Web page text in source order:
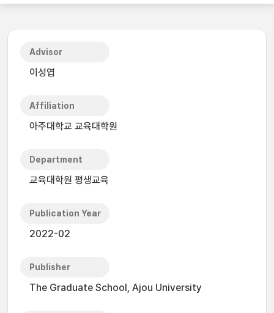
Advisor
이성엽
Affiliation
아주대학교 교육대학원
Department
교육대학원 평생교육
Publication Year
2022-02
Publisher
The Graduate School, Ajou University